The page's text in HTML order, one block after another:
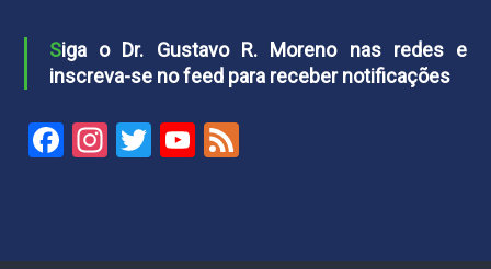
Siga o Dr. Gustavo R. Moreno nas redes e
inscreva-se no feed para receber notificações
Facebook
Instagram
TwitterYouTube
Feed